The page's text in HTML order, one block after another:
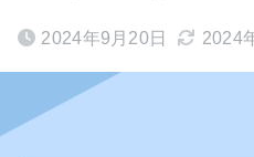
2024年9月20日 2024